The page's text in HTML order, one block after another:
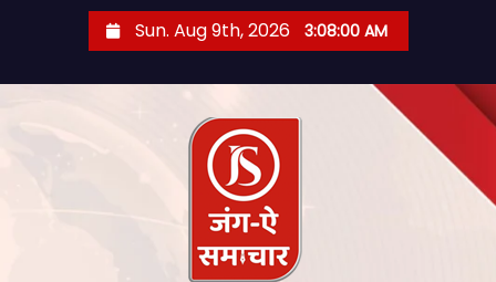
Sun. Aug 9th, 2026 3:08:01 AM